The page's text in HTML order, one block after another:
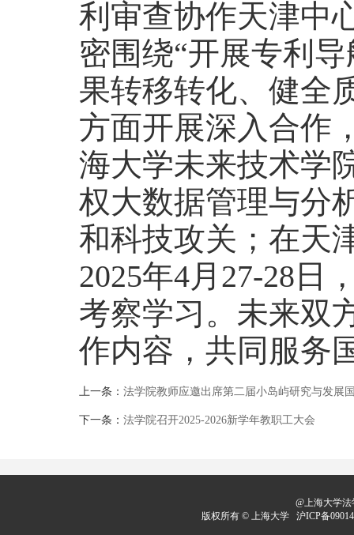
利审查协作天津中
密围绕“开展专利
果转移转化、健全
方面开展深入合作
海大学未来技术学
权大数据管理与分
和科技攻关；在天
2025年4月27-28日
考察学习。未来双
作内容，共同服务
上一条： 法学院教师应邀出席第二届小岛屿研究与发展
下一条： 法学院召开2025-2026新学年教职工大会
@上海大学
版权所有 ©上海大学 沪ICP备